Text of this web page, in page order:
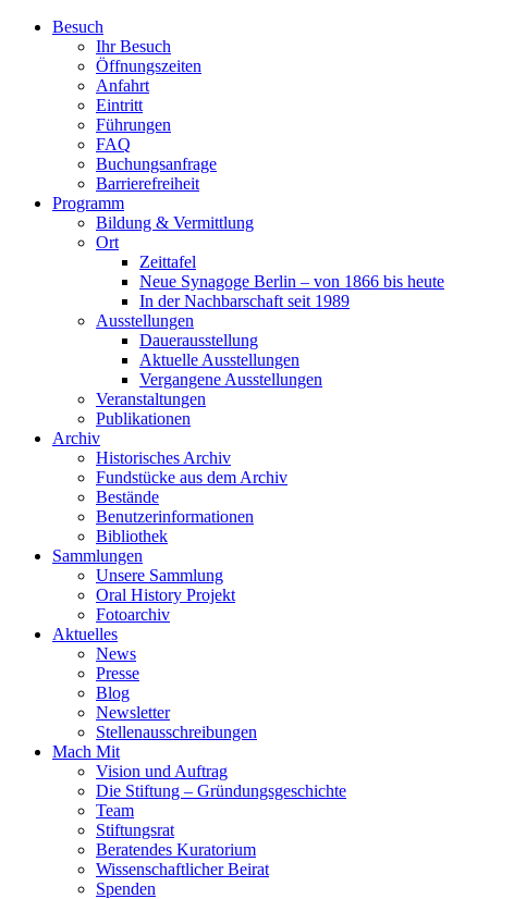
Besuch
Ihr Besuch
Öffnungszeiten
Anfahrt
Eintritt
Führungen
FAQ
Buchungsanfrage
Barrierefreiheit
Programm
Bildung & Vermittlung
Ort
Zeittafel
Neue Synagoge Berlin – von 1866 bis heute
In der Nachbarschaft seit 1989
Ausstellungen
Dauerausstellung
Aktuelle Ausstellungen
Vergangene Ausstellungen
Veranstaltungen
Publikationen
Archiv
Historisches Archiv
Fundstücke aus dem Archiv
Bestände
Benutzerinformationen
Bibliothek
Sammlungen
Unsere Sammlung
Oral History Projekt
Fotoarchiv
Aktuelles
News
Presse
Blog
Newsletter
Stellenausschreibungen
Mach Mit
Vision und Auftrag
Die Stiftung – Gründungsgeschichte
Team
Stiftungsrat
Beratendes Kuratorium
Wissenschaftlicher Beirat
Spenden